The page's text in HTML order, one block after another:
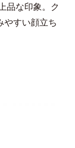
品な印象。ク
やすい顔立ち